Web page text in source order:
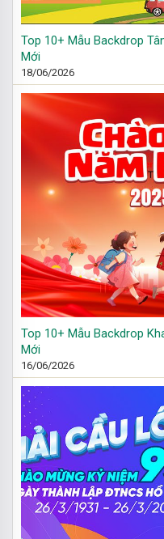
Top 10+ Mẫu Backdrop
Mới
18/06/2026
Top 10+ Mẫu Backdrop
Mới
16/06/2026